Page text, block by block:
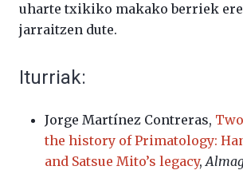
uharte txikiko makako berriek
jarraitzen dute.
Iturriak:
Jorge Martínez Contreras,
the history of Primatology:
and Satsue Mito’s legacy,